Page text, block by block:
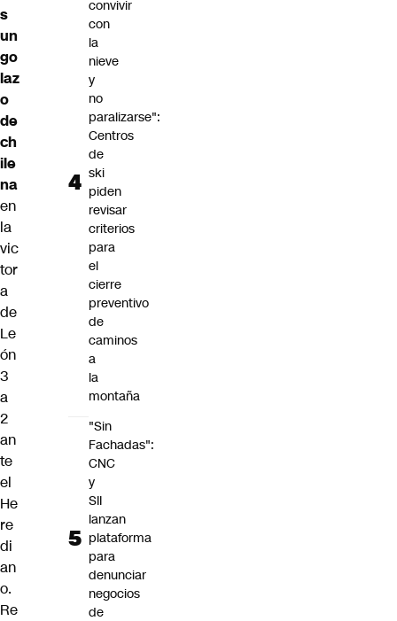
s
un
go
laz
o
de
ch
ile
na
en
la
vic
tor
a
de
Le
ón
3
a
2
an
te
el
He
re
di
an
o.
Re
convivir
con
la
nieve
y
no
paralizarse":
Centros
de
ski
piden
revisar
criterios
para
el
cierre
preventivo
de
caminos
a
la
montaña
"Sin
Fachadas":
CNC
y
SII
lanzan
plataforma
para
denunciar
negocios
de